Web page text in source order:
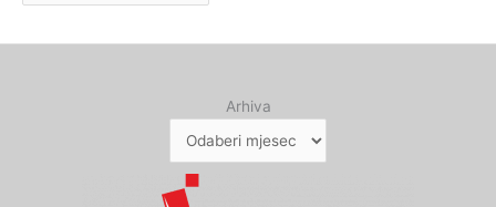
Arhiva